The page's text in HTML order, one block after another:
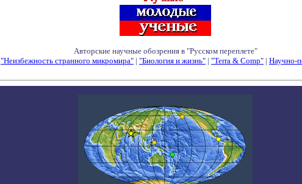
Авторские научные обозрения в "Русском переплете"
"Неизбежность странного микромира" | "Биология и жизнь" | "Terra & Comp" | Научно-